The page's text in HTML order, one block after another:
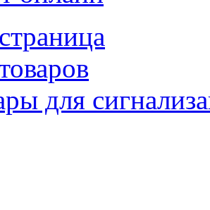
для